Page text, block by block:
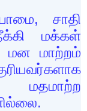
,சாதி
மக்கள்
மாற்றம்
மதமாற்ற